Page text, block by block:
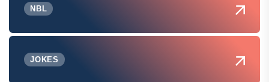
NBL
JOKES